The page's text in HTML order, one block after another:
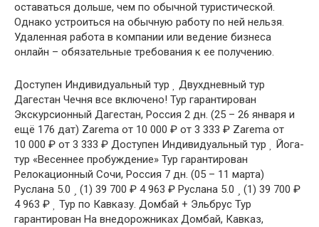
оставаться дольше, чем по обычной туристической.
Однако устроиться на обычную работу по ней нельзя.
Удаленная работа в компании или ведение бизнеса
онлайн – обязательные требования к ее получению.
Доступен Индивидуальный тур
Двухдневный тур
Дагестан Чечня все включено! Тур гарантирован
Экскурсионный Дагестан, Россия 2 дн. (25 – 26 января и
ещё 176 дат) Zarema от 10 000 ₽ от 3 333 ₽ Zarema от
10 000 ₽ от 3 333 ₽ Доступен Индивидуальный тур
Йога-
тур «Весеннее пробуждение» Тур гарантирован
Релокационный Сочи, Россия 7 дн. (05 – 11 марта)
Руслана 5.0
(1) 39 700 ₽ 4 963 ₽ Руслана 5.0 (1) 39 700 ₽
4 963 ₽
Тур по Кавказу. Домбай + Эльбрус Тур
гарантирован На внедорожниках Домбай, Кавказ,